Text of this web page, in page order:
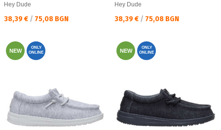
Hey Dude
Текуща цена:
38,39 € / 75,08 BGN
Hey Dude
Текуща цена:
38,39 € / 75,08 BGN
NEW
ONLY
ONLINE
NEW
ONLY
ONLINE